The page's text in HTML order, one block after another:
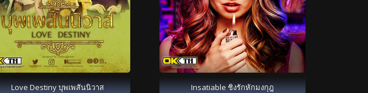
Love Destiny บุพเพสันนิวาส Insatiable ชิงรักหักมงกุฎ